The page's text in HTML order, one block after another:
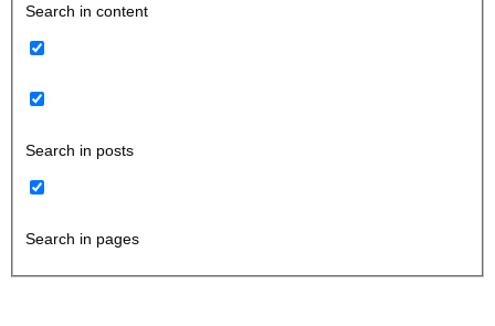
Search in content
Search in posts
Search in pages